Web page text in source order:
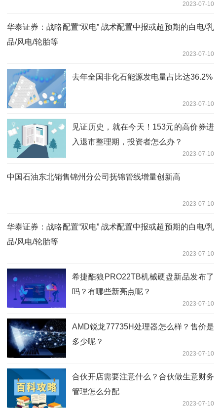
2023-07-10
华泰证券：战略配置“双电” 战术配置中报或超预期的白电/乳
品/风电/轮胎等
2023-07-10
去年全国非化石能源发电量占比达36.2%
2023-07-10
见证历史，就在今天！153元的高价券进
入退市整理期，投资者怎么办？
2023-07-10
中国石油东北销售锦州分公司抚锦管线增量创新高
2023-07-10
华泰证券：战略配置“双电” 战术配置中报或超预期的白电/乳
品/风电/轮胎等
2023-07-10
希捷酷狼PRO22TB机械硬盘新品发布了
吗？有哪些新亮点呢？
2023-07-10
AMD锐龙77735H处理器怎么样？售价是
多少呢？
2023-07-10
合伙开店需要注意什么？合伙做生意财务
管理怎么分配
2023-07-10